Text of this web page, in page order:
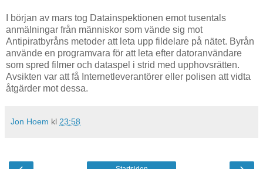
I början av mars tog Datainspektionen emot tusentals
anmälningar från människor som vände sig mot
Antipiratbyråns metoder att leta upp fildelare på nätet. Byrån
använde en programvara för att leta efter datoranvändare
som spred filmer och dataspel i strid med upphovsrätten.
Avsikten var att få Internetleverantörer eller polisen att vidta
åtgärder mot dessa.
Jon Hoem kl 23:58